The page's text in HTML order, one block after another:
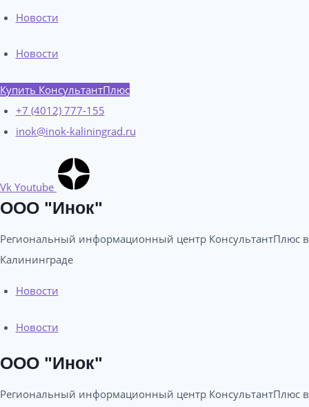
Новости
Новости
Купить КонсультантПлюс
+7 (4012) 777-155
inok@inok-kaliningrad.ru
Vk Youtube
ООО "Инок"
Региональный информационный центр КонсультантПлюс в
Калининграде​
Новости
Новости
ООО "Инок"
Региональный информационный центр КонсультантПлюс в